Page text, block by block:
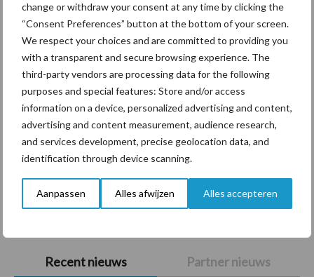
change or withdraw your consent at any time by clicking the
“Consent Preferences” button at the bottom of your screen.
We respect your choices and are committed to providing you
with a transparent and secure browsing experience. The
third-party vendors are processing data for the following
purposes and special features: Store and/or access
information on a device, personalized advertising and content,
advertising and content measurement, audience research,
and services development, precise geolocation data, and
identification through device scanning.
Aanpassen Alles afwijzen Alles accepteren
PrimaireRecent nieuws Partner nieuws
Diergezondheid Bemesting Fokkerij
Bedrijfsnieuws
Ligbox &
Voerhekken
Toon meer